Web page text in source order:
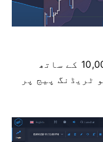
یہ آپ کو ڈیمو اکاؤنٹ میں $10,000 کے ساتھ
ٹریڈنگ پیج پر